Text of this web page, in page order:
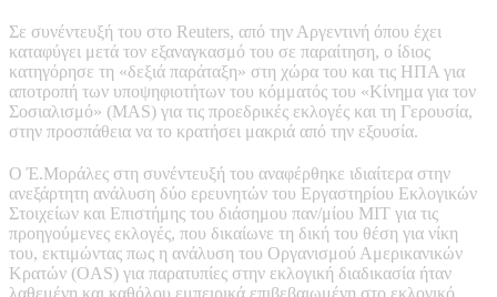
Σε συνέντευξή του στο Reuters, από την Αργεντινή όπου έχει
καταφύγει μετά τον εξαναγκασμό του σε παραίτηση, ο ίδιος
κατηγόρησε τη «δεξιά παράταξη» στη χώρα του και τις ΗΠΑ για
αποτροπή των υποψηφιοτήτων του κόμματός του «Κίνημα για τον
Σοσιαλισμό» (MAS) για τις προεδρικές εκλογές και τη Γερουσία,
στην προσπάθεια να το κρατήσει μακριά από την εξουσία.
Ο Έ.Μοράλες στη συνέντευξή του αναφέρθηκε ιδιαίτερα στην
ανεξάρτητη ανάλυση δύο ερευνητών του Εργαστηρίου Εκλογικών
Στοιχείων και Επιστήμης του διάσημου παν/μίου ΜΙΤ για τις
προηγούμενες εκλογές, που δικαίωνε τη δική του θέση για νίκη
του, εκτιμώντας πως η ανάλυση του Οργανισμού Αμερικανικών
Κρατών (OAS) για παρατυπίες στην εκλογική διαδικασία ήταν
λαθεμένη και καθόλου εμπειρικά επιβεβαιωμένη στο εκλογικό